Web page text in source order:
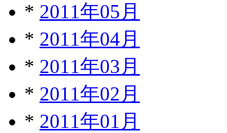
* 2011年05月
* 2011年04月
* 2011年03月
* 2011年02月
* 2011年01月